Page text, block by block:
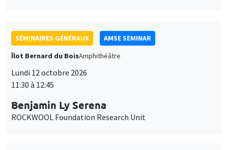
SÉMINAIRES GÉNÉRAUX
AMSE SEMINAR
Îlot Bernard du BoisAmphithéâtre
Lundi 12 octobre 2026
11:30 à 12:45
Benjamin Ly Serena
ROCKWOOL Foundation Research Unit